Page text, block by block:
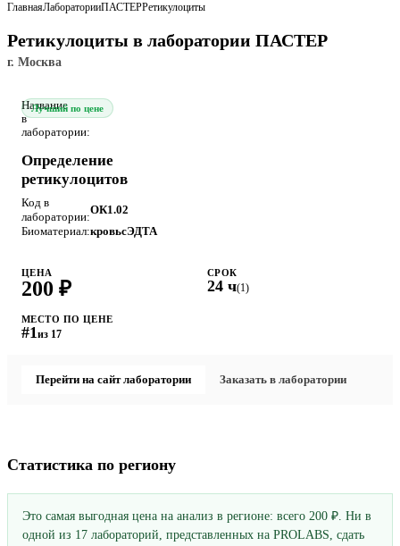
ГлавнаяЛабораторииПАСТЕРРетикулоциты
Ретикулоциты в лаборатории ПАСТЕР
г. Москва
Название
в
лаборатории:
Определение
ретикулоцитов
Код в
лаборатории:
ОК1.02
Биоматериал:кровьсЭДТА
Лучший по цене
ЦЕНА
200 ₽
СРОК
24 ч(1)
МЕСТО ПО ЦЕНЕ
#1из 17
Перейти на сайт лаборатории Заказать в лаборатории
Статистика по региону
Это самая выгодная цена на анализ в регионе: всего 200 ₽. Ни в
одной из 17 лабораторий, представленных на PROLABS, сдать